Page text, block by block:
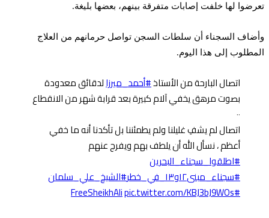
تعرضوا لها خلفت إصابات متفرقة بينهم، بعضها بليغة.
وأضاف السجناء أن سلطات السجن تواصل حرمانهم من العلاج
المطلوب إلى هذا اليوم.
اتصال البارحة من الأستاذ#أحمد_ميرزالدقائق معدودة
بصوت مرهق يخفي آلام كبيرة بعد قرابة شهر من الانقطاع
٠٠
اتصال لم يشفِ غليلنا ولم يطمئننا بل تأكدنا أنه ما خفي
أعظم ، نسأل الله أن يلطف بهم ويفرج عنهم
#اطلقوا_سجناء_البحرين
#سجناء_مبنى١٢و١٣_في_خطر
#الشيخ_علي_سلمان
#FreeSheikhAli
pic.twitter.com/KBJ3bJ9WOs